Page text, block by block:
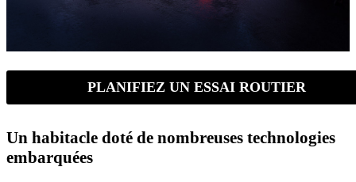
PLANIFIEZ UN ESSAI ROUTIER
Un habitacle doté de nombreuses technologies
embarquées